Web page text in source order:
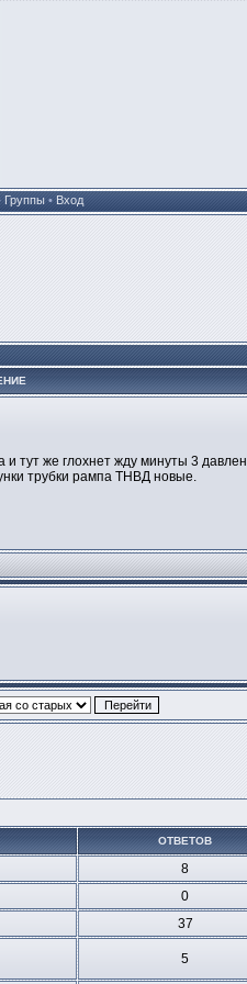
Группы• Вход
тут же глохнет жду минуты 3
трубки рампа ТНВД новые.
ОТВЕТОВ
8
0
37
5